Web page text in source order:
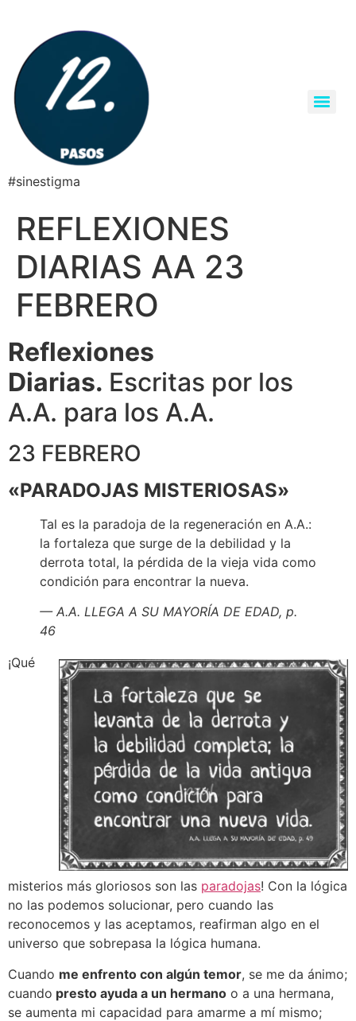
#sinestigma
REFLEXIONES
DIARIAS AA 23
FEBRERO
Reflexiones
Diarias. Escritas por los
A.A. para los A.A.
23 FEBRERO
«PARADOJAS MISTERIOSAS»
Tal es la paradoja de la regeneración en A.A.:
la fortaleza que surge de la debilidad y la
derrota total, la pérdida de la vieja vida como
condición para encontrar la nueva.
— A.A. LLEGA A SU MAYORÍA DE EDAD, p.
46
¡Qué
misterios más gloriosos son las paradojas! Con la lógica
no las podemos solucionar, pero cuando las
reconocemos y las aceptamos, reafirman algo en el
universo que sobrepasa la lógica humana.
Cuando me enfrento con algún temor, se me da ánimo;
cuando presto ayuda a un hermano o a una hermana,
se aumenta mi capacidad para amarme a mí mismo;